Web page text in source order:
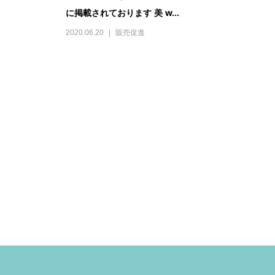
に掲載されております 美 w...
2020.06.20 販売促進